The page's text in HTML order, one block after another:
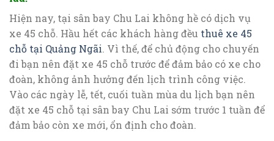
Hiện nay, tại sân bay Chu Lai không hề có dịch vụ
xe 45 chỗ. Hầu hết các khách hàng đều thuê xe 45
chỗ tại Quảng Ngãi. Vì thế, để chủ động cho chuyến
đi bạn nên đặt xe 45 chỗ trước để đảm bảo có xe cho
đoàn, không ảnh hưởng đến lịch trình công việc.
Vào các ngày lễ, tết, cuối tuần mùa du lịch bạn nên
đặt xe 45 chỗ tại sân bay Chu Lai sớm trước 1 tuần để
đảm bảo còn xe mới, ổn định cho đoàn.